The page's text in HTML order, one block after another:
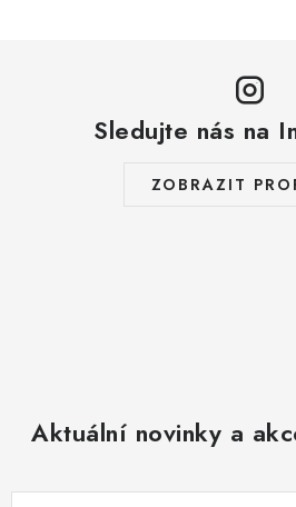
Sledujte nás na
ZOBRAZIT
Aktuální novinky a